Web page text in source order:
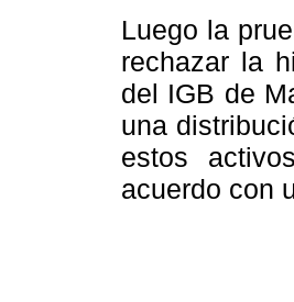
Luego la
rechazar la
del IGB de
una
estos
acuerdo con